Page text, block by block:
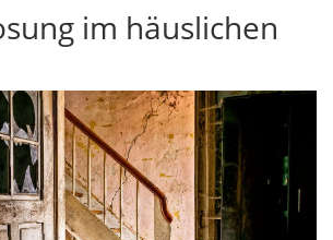
im häuslichen